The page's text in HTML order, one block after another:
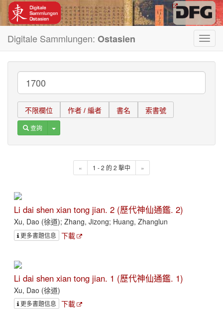
Digitale Sammlungen: Ostasien
不限欄位 作者 / 編者 書名 索書號
查詢 Toggle Dropdown
« 1 - 2 的 2 擊中 »
Li dai shen xian tong jian. 2 (歷代神仙通鑑. 2)
Xu, Dao (徐道); Zhang, Jizong; Huang, Zhanglun
更多書題信息 下載
Li dai shen xian tong jian. 1 (歷代神仙通鑑. 1)
Xu, Dao (徐道)
更多書題信息 下載